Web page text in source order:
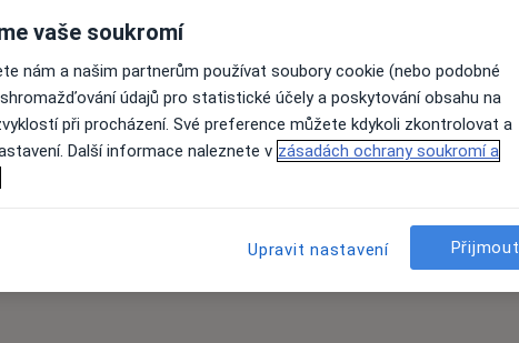
vaše soukromí
nám a našim partnerům používat soubory cookie (nebo podobné
údajů pro statistické účely a poskytování obsahu na
při procházení. Své preference můžete kdykoli zkontrolovat a
Další informace naleznete v zásadách ochrany soukromí a
Upravit nastavení Přijmout